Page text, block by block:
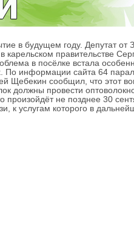
в будущем году. Депутат от
карельском правительстве
в посёлке встала
По информации сайта 64
Щебекин сообщил, что этот
должны провести
произойдёт не позднее 30
к услугам которого в